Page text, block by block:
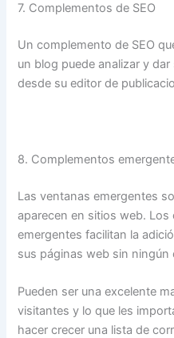
7. Complementos de SEO
Un complemento de SEO
un blog puede analizar y
desde su editor de
8. Complementos
Las ventanas emergentes
aparecen en sitios web.
emergentes facilitan la
sus páginas web sin
Pueden ser una excelente
visitantes y lo que les
hacer crecer una lista de